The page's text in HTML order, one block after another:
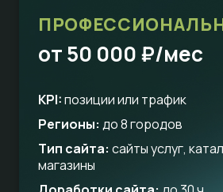
от 50 000 ₽/мес
KPI:позиции или трафик
Регионы: до 8 городов
Тип сайта: сайты услуг,
магазины